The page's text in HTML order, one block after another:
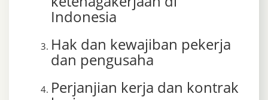
Indonesia
Hak dan kewajiban pekerja
dan pengusaha
Perjanjian kerja dan kontrak